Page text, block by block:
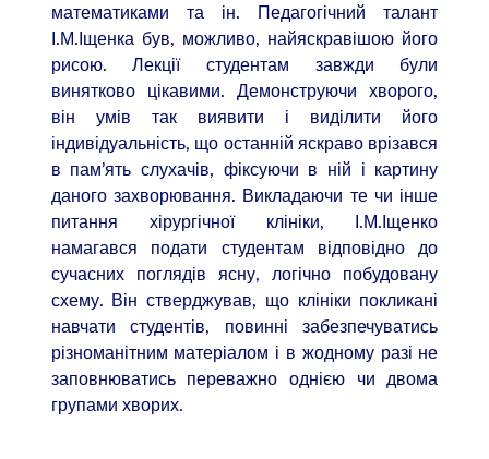
математиками та ін. Педагогічний талант
І.М.Іщенка був, можливо, найяскравішою його
рисою. Лекції студентам завжди були
винятково цікавими. Демонструючи хворого,
він умів так виявити і виділити його
індивідуальність, що останній яскраво врізався
в пам’ять слухачів, фіксуючи в ній і картину
даного захворювання. Викладаючи те чи інше
питання хірургічної клініки, І.М.Іщенко
намагався подати студентам відповідно до
сучасних поглядів ясну, логічно побудовану
схему. Він стверджував, що клініки покликані
навчати студентів, повинні забезпечуватись
різноманітним матеріалом і в жодному разі не
заповнюватись переважно однією чи двома
групами хворих.